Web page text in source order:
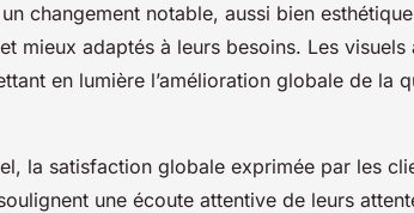
changement notable, aussi bien
mieux adaptés à leurs besoins. Les
en lumière l’amélioration globale de la
la satisfaction globale exprimée par les
une écoute attentive de leurs